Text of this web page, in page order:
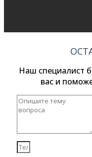
Наш специалист
вас и